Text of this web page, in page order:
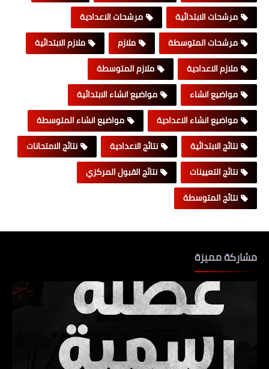
مرشحات الابتدائية
مرشحات الاعدادية
مرشحات المتوسطة
ملازم
ملازم الابتدائية
ملازم الاعدادية
ملازم المتوسطة
مواضيع انشاء
مواضيع انشاء الابتدائية
مواضيع انشاء الاعدادية
مواضيع انشاء المتوسطة
نتائج الابتدائية
نتائج الاعدادية
نتائج الامتحانات
نتائج التعيينات
نتائج القبول المركزي
نتائج المتوسطة
مشاركة مميزة